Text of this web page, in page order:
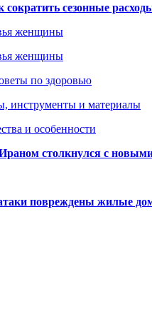
сезонные
женщины
женщины
по здоровью
инструменты и материалы
и особенности
столкнулся с
повреждены жилые